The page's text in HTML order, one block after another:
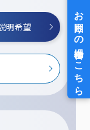
明希望